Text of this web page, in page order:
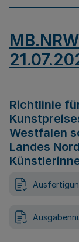
Richtlinie
Westfalen
Landes